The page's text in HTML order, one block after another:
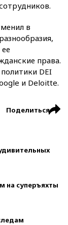
в
права.
DEI
и Deloitte.
Поделиться
на суперъяхты